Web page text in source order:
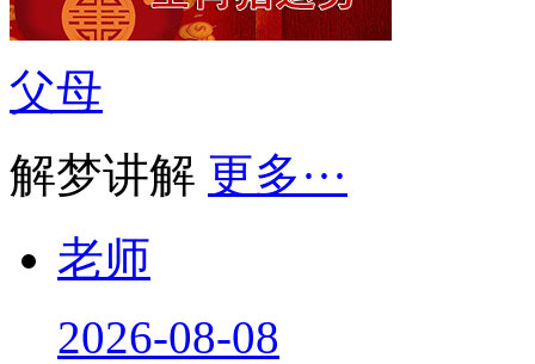
父母
解梦讲解 更多···
老师
2026-08-08